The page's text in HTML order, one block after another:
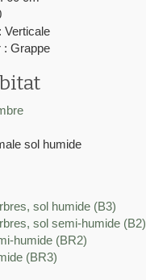
Verticale
: Grappe
sol humide
sol humide (B3)
sol semi-humide (B2)
humide (BR2)
(BR3)